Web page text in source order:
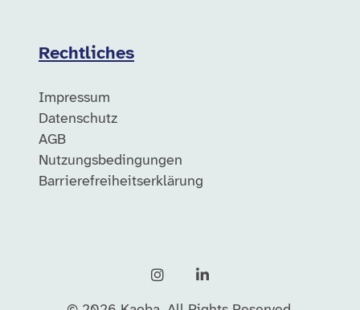
Rechtliches
Impressum
Datenschutz
AGB
Nutzungsbedingungen
Barrierefreiheitserklärung
InstagramLinkedIn